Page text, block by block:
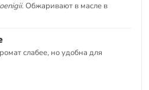
. Обжаривают в масле в
слабее, но удобна для